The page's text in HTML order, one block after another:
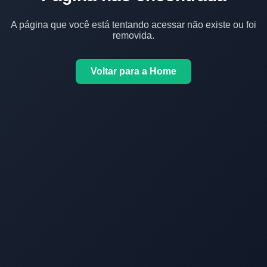
A página que você está tentando acessar não existe ou foi
removida.
Voltar para a Home